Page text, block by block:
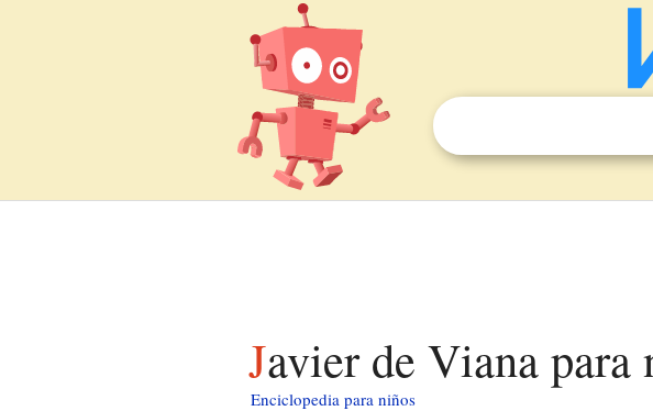
Javier de Viana para
Enciclopedia para niños